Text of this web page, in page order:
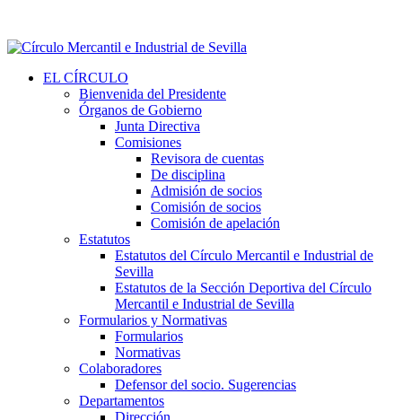
EL CÍRCULO
Bienvenida del Presidente
Órganos de Gobierno
Junta Directiva
Comisiones
Revisora de cuentas
De disciplina
Admisión de socios
Comisión de socios
Comisión de apelación
Estatutos
Estatutos del Círculo Mercantil e Industrial de
Sevilla
Estatutos de la Sección Deportiva del Círculo
Mercantil e Industrial de Sevilla
Formularios y Normativas
Formularios
Normativas
Colaboradores
Defensor del socio. Sugerencias
Departamentos
Dirección